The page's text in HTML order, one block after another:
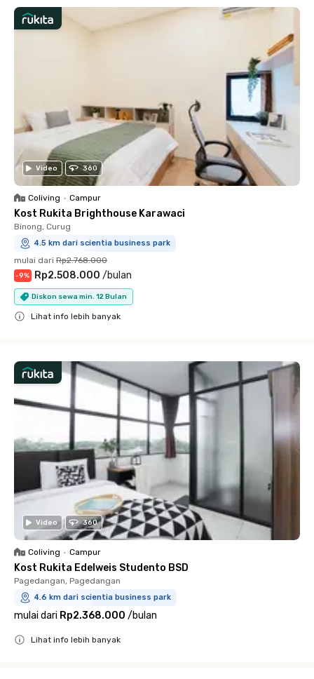
Video 360
Coliving • Campur
Kost Rukita Brighthouse Karawaci
Binong, Curug
4.5 km dari scientia business park
mulai dari Rp2.768.000
-9% Rp2.508.000 /bulan
Diskon sewa min. 12 Bulan
Lihat info lebih banyak
Video 360
Coliving • Campur
Kost Rukita Edelweis Studento BSD
Pagedangan, Pagedangan
4.6 km dari scientia business park
mulai dari Rp2.368.000 /bulan
Lihat info lebih banyak